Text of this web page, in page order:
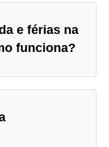
e férias na
funciona?